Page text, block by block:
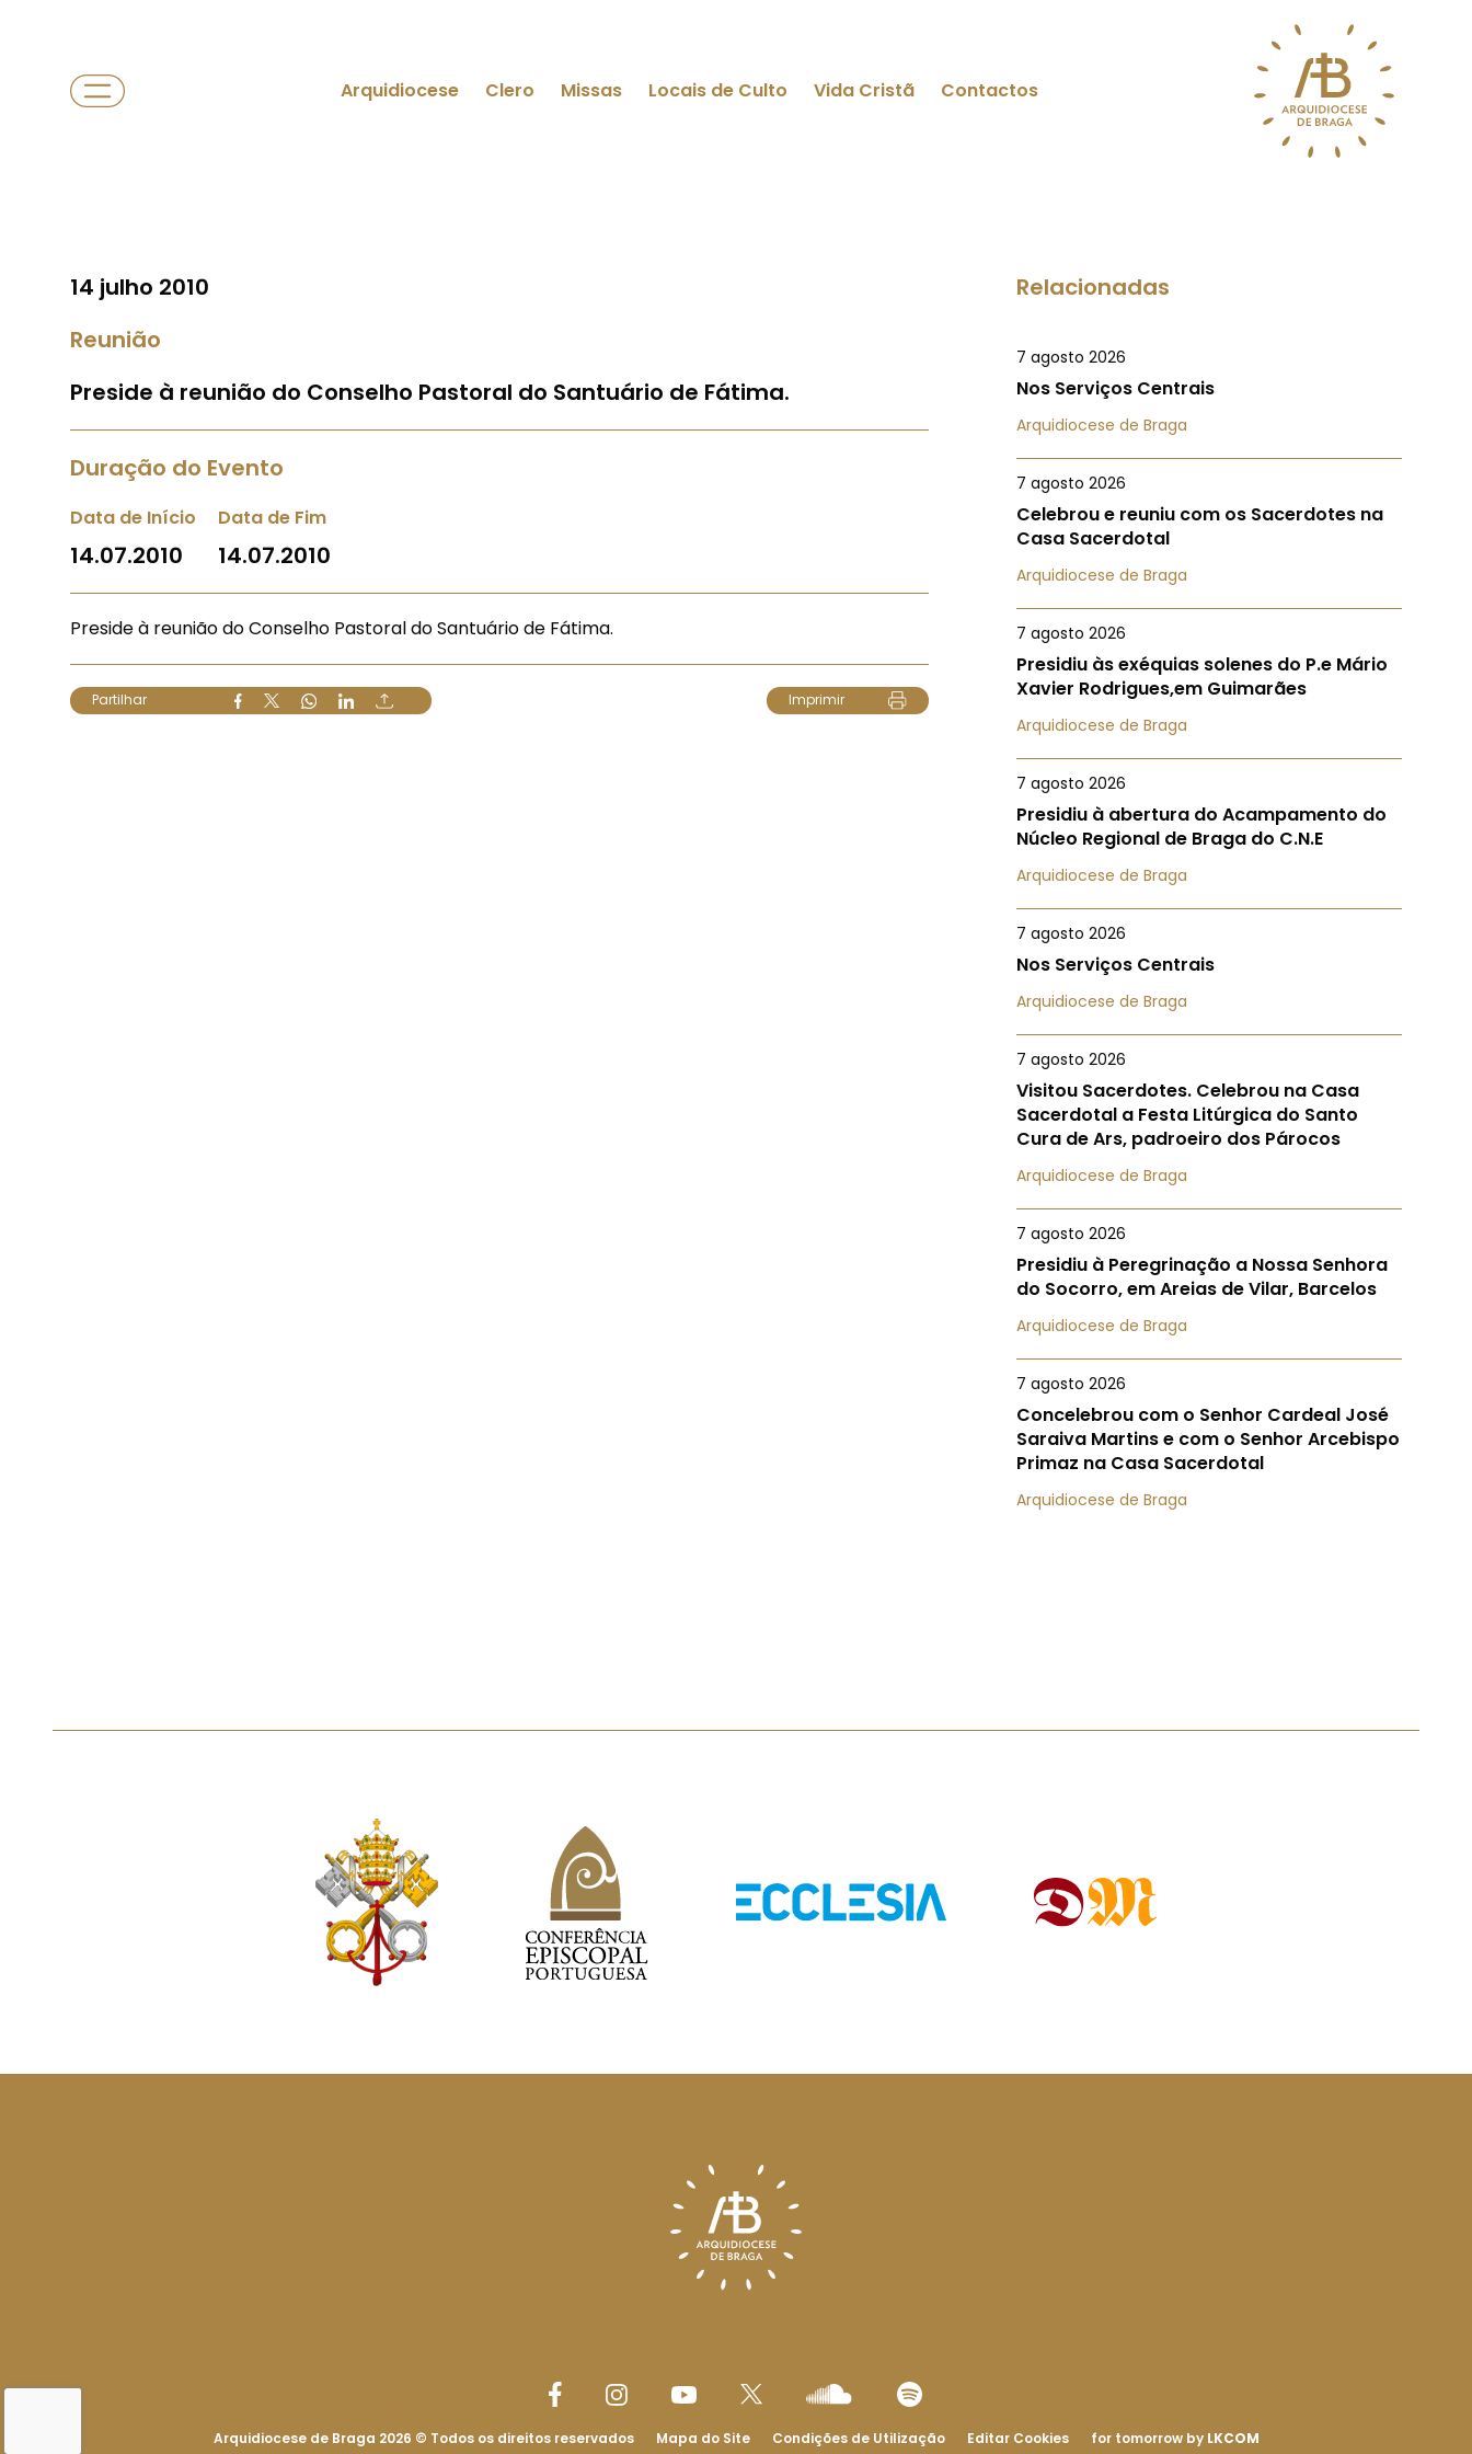
Arquidiocese Clero Missas Locais de Culto Vida Cristã Contactos
14 julho 2010
Reunião
Preside à reunião do Conselho Pastoral do Santuário de Fátima.
Duração do Evento
Data de Início
14.07.2010
Data de Fim
14.07.2010
Preside à reunião do Conselho Pastoral do Santuário de Fátima.
Partilhar Imprimir
Relacionadas
7 agosto 2026
Nos Serviços Centrais
Arquidiocese de Braga
7 agosto 2026
Celebrou e reuniu com os Sacerdotes na
Casa Sacerdotal
Arquidiocese de Braga
7 agosto 2026
Presidiu às exéquias solenes do P.e Mário
Xavier Rodrigues,em Guimarães
Arquidiocese de Braga
7 agosto 2026
Presidiu à abertura do Acampamento do
Núcleo Regional de Braga do C.N.E
Arquidiocese de Braga
7 agosto 2026
Nos Serviços Centrais
Arquidiocese de Braga
7 agosto 2026
Visitou Sacerdotes. Celebrou na Casa
Sacerdotal a Festa Litúrgica do Santo
Cura de Ars, padroeiro dos Párocos
Arquidiocese de Braga
7 agosto 2026
Presidiu à Peregrinação a Nossa Senhora
do Socorro, em Areias de Vilar, Barcelos
Arquidiocese de Braga
7 agosto 2026
Concelebrou com o Senhor Cardeal José
Saraiva Martins e com o Senhor Arcebispo
Primaz na Casa Sacerdotal
Arquidiocese de Braga
Arquidiocese de Braga 2026 © Todos os direitos reservados Mapa do Site Condições de Utilização Editar Cookies for tomorrow by LKCOM